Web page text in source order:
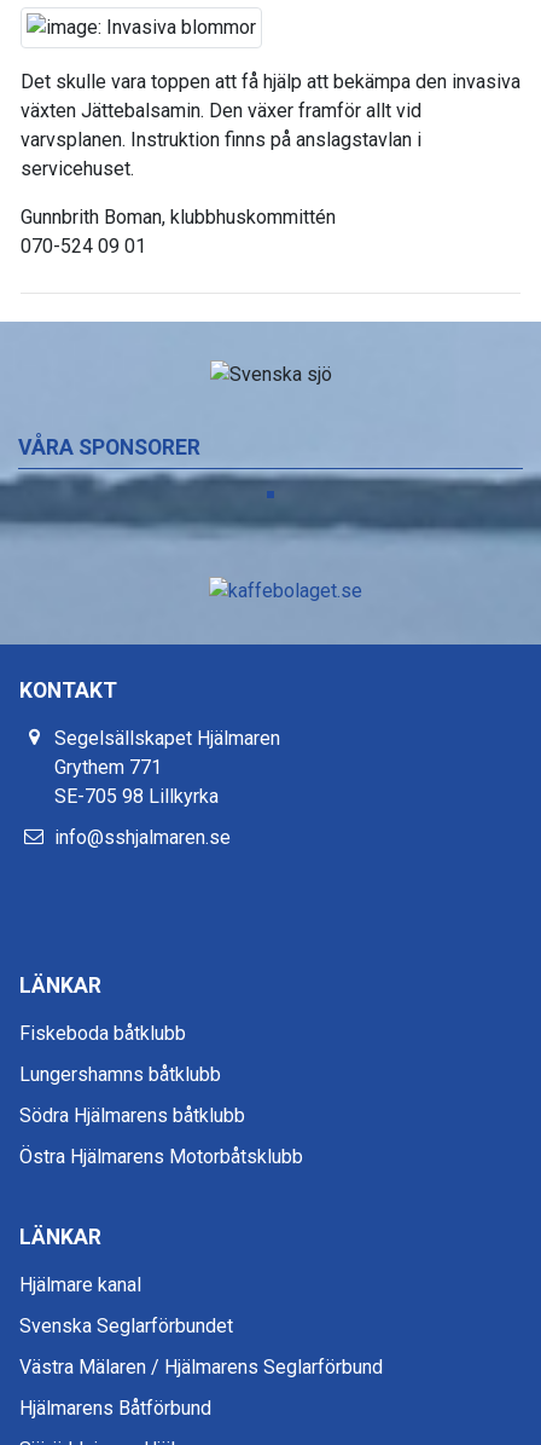
Det skulle vara toppen att få hjälp att bekämpa den invasiva
växten Jättebalsamin. Den växer framför allt vid
varvsplanen. Instruktion finns på anslagstavlan i
servicehuset.
Gunnbrith Boman, klubbhuskommittén
070-524 09 01
VÅRA SPONSORER
KONTAKT
Segelsällskapet Hjälmaren
Grythem 771
SE-705 98 Lillkyrka
info@sshjalmaren.se
LÄNKAR
Fiskeboda båtklubb
Lungershamns båtklubb
Södra Hjälmarens båtklubb
Östra Hjälmarens Motorbåtsklubb
LÄNKAR
Hjälmare kanal
Svenska Seglarförbundet
Västra Mälaren / Hjälmarens Seglarförbund
Hjälmarens Båtförbund